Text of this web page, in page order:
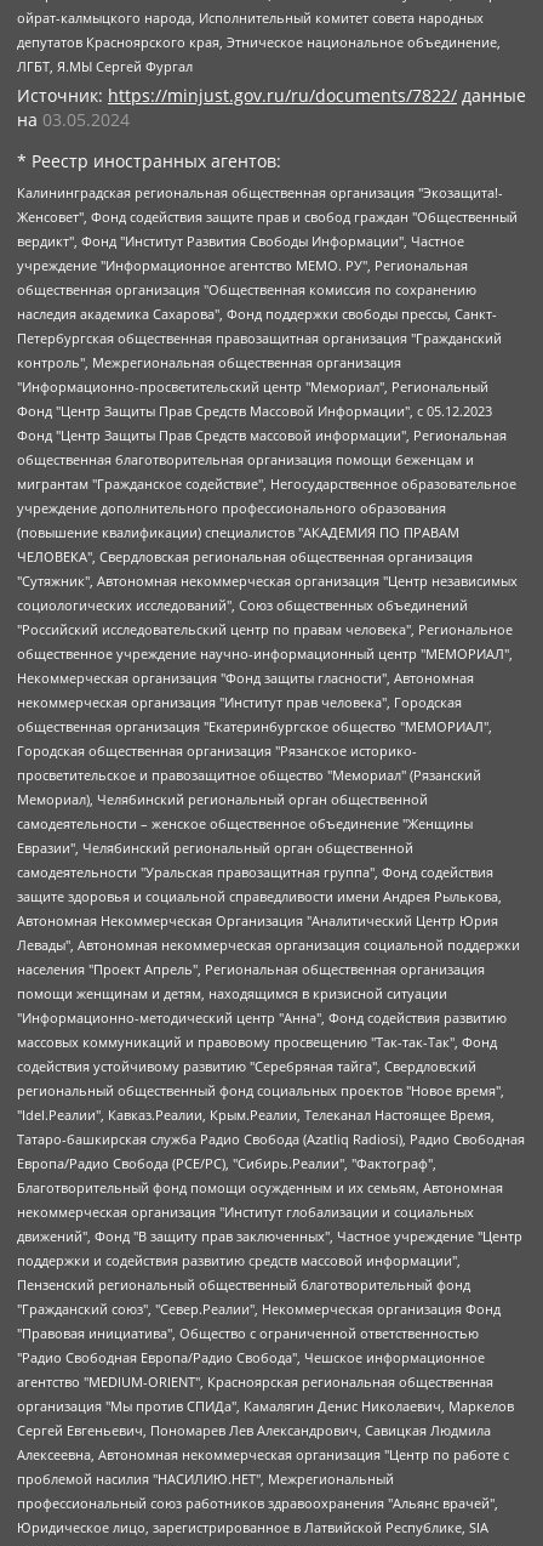
ойрат-калмыцкого народа, Исполнительный комитет совета народных
депутатов Красноярского края, Этническое национальное объединение,
ЛГБТ, Я.МЫ Сергей Фургал
Источник: https://minjust.gov.ru/ru/documents/7822/ данные
на 03.05.2024
* Реестр иностранных агентов:
Калининградская региональная общественная организация "Экозащита!-Женсовет", Фонд содействия защите прав и свобод граждан "Общественный вердикт", Фонд "Институт Развития Свободы Информации", Частное учреждение "Информационное агентство МЕМО. РУ", Региональная общественная организация "Общественная комиссия по сохранению наследия академика Сахарова", Фонд поддержки свободы прессы, Санкт-Петербургская общественная правозащитная организация "Гражданский контроль", Межрегиональная общественная организация "Информационно-просветительский центр "Мемориал", Региональный Фонд "Центр Защиты Прав Средств Массовой Информации", с 05.12.2023 Фонд "Центр Защиты Прав Средств массовой информации", Региональная общественная благотворительная организация помощи беженцам и мигрантам "Гражданское содействие", Негосударственное образовательное учреждение дополнительного профессионального образования (повышение квалификации) специалистов "АКАДЕМИЯ ПО ПРАВАМ ЧЕЛОВЕКА", Свердловская региональная общественная организация "Сутяжник", Автономная некоммерческая организация "Центр независимых социологических исследований", Союз общественных объединений "Российский исследовательский центр по правам человека", Региональное общественное учреждение научно-информационный центр "МЕМОРИАЛ", Некоммерческая организация "Фонд защиты гласности", Автономная некоммерческая организация "Институт прав человека", Городская общественная организация "Екатеринбургское общество "МЕМОРИАЛ", Городская общественная организация "Рязанское историко-просветительское и правозащитное общество "Мемориал" (Рязанский Мемориал), Челябинский региональный орган общественной самодеятельности – женское общественное объединение "Женщины Евразии", Челябинский региональный орган общественной самодеятельности "Уральская правозащитная группа", Фонд содействия защите здоровья и социальной справедливости имени Андрея Рылькова, Автономная Некоммерческая Организация "Аналитический Центр Юрия Левады", Автономная некоммерческая организация социальной поддержки населения "Проект Апрель", Региональная общественная организация помощи женщинам и детям, находящимся в кризисной ситуации "Информационно-методический центр "Анна", Фонд содействия развитию массовых коммуникаций и правовому просвещению "Так-так-Так", Фонд содействия устойчивому развитию "Серебряная тайга", Свердловский региональный общественный фонд социальных проектов "Новое время", "Idel.Реалии", Кавказ.Реалии, Крым.Реалии, Телеканал Настоящее Время, Татаро-башкирская служба Радио Свобода (Azatliq Radiosi), Радио Свободная Европа/Радио Свобода (PCE/PC), "Сибирь.Реалии", "Фактограф", Благотворительный фонд помощи осужденным и их семьям, Автономная некоммерческая организация "Институт глобализации и социальных движений", Фонд "В защиту прав заключенных", Частное учреждение "Центр поддержки и содействия развитию средств массовой информации", Пензенский региональный общественный благотворительный фонд "Гражданский союз", "Север.Реалии", Некоммерческая организация Фонд "Правовая инициатива", Общество с ограниченной ответственностью "Радио Свободная Европа/Радио Свобода", Чешское информационное агентство "MEDIUM-ORIENT", Красноярская региональная общественная организация "Мы против СПИДа", Камалягин Денис Николаевич, Маркелов Сергей Евгеньевич, Пономарев Лев Александрович, Савицкая Людмила Алексеевна, Автономная некоммерческая организация "Центр по работе с проблемой насилия "НАСИЛИЮ.НЕТ", Межрегиональный профессиональный союз работников здравоохранения "Альянс врачей", Юридическое лицо, зарегистрированное в Латвийской Республике, SIA "Medusa Project" (регистрационный номер 40103797863, дата регистрации 10.06.2014), Некоммерческая организация "Фонд по борьбе с коррупцией", Автономная некоммерческая организация "Институт права и публичной политики", Баданин Роман Сергеевич, Гликин Максим Александрович, Железнова Мария Михайловна, Лукьянова Юлия Сергеевна, Маетная Елизавета Витальевна, Маняхин Петр Борисович, Чуракова Ольга Владимировна, Ярош Юлия Петровна, Юридическое лицо "The Insider SIA", зарегистрированное в Риге, Латвийская Республика (дата регистрации 26.06.2015), являющееся администратором доменного имени интернет-издания "The Insider SIA", https://theins.ru, Постернак Алексей Евгеньевич, Рубин Михаил Аркадьевич, Анин Роман Александрович, Юридическое лицо Istories fonds, зарегистрированное в Латвийской Республике (регистрационный номер 50008295751, дата регистрации 24.02.2020), Великовский Дмитрий Александрович, Долинина Ирина Николаевна, Мароховская Алеся Алексеевна, Шлейнов Роман Юрьевич, Шмагун Олеся Валентиновна, Общество с ограниченной ответственностью "Альтаир 2021", Общество с ограниченной ответственностью "Вега 2021", Общество с ограниченной ответственностью "Главный редактор 2021", Общество с ограниченной ответственностью "Ромашки монолит", Важенков Артем Валерьевич, Ивановская областная общественная организация "Центр гендерных исследований", Гурман Юрий Альбертович, Медиапроект "ОВД-Инфо", Егоров Владимир Владимирович, Жилинский Владимир Александрович, Общество с ограниченной ответственностью "ЗП", Иванова София Юрьевна, Карезина Инна Павловна, Кильтау Екатерина Викторовна, Петров Алексей Викторович, Пискунов Сергей Евгеньевич, Смирнов Сергей Сергеевич, Тихонов Михаил Сергеевич, Общество с ограниченной ответственностью "ЖУРНАЛИСТ-ИНОСТРАННЫЙ АГЕНТ", Арапова Галина Юрьевна, Вольтская Татьяна Анатольевна, Американская компания "Mason G.E.S. Anonymous Foundation" (США), являющаяся владельцем интернет-издания https://mnews.world/, Компания "Stichting Bellingcat", зарегистрированная в Нидерландах (дата регистрации 11.07.2018), Захаров Андрей Вячеславович, Клепиковская Екатерина Дмитриевна, Общество с ограниченной ответственностью "МЕМО", Перл Роман Александрович, Симонов Евгений Алексеевич, Соловьева Елена Анатольевна, Сотников Даниил Владимирович, Сурначева Елизавета Дмитриевна, Автономная некоммерческая организация по защите прав человека и информированию населения "Якутия – Наше Мнение", Общество с ограниченной ответственностью "Москоу диджитал медиа", с 26.01.2023 Общество с ограниченной ответственностью "Чайка Белые сады", Ветошкина Валерия Валерьевна, Заговора Максим Александрович, Межрегиональное общественное движение "Российская ЛГБТ - сеть", Оленичев Максим Владимирович, Павлов Иван Юрьевич, Скворцова Елена Сергеевна, Общество с ограниченной ответственностью "Как бы инагент", Кочетков Игорь Викторович, Общество с ограниченной ответственностью "Честные выборы", Еланчик Олег Александрович, Общество с ограниченной ответственностью "Нобелевский призыв", Гималова Регина Эмилевна, Григорьев Андрей Валерьевич, Григорьева Алина Александровна, Ассоциация по содействию защите прав призывников, альтернативнослужащих и военнослужащих "Правозащитная группа "Гражданин.Армия.Право", Хисамова Регина Фаритовна, Автономная некоммерческая организация по реализации социально-правовых программ "Лилит", Дальневосточное общественное движение "Маяк", Санкт-Петербургская ЛГБТ-инициативная группа "Выход", Инициативная группа ЛГБТ+ "Реверс", Алексеев Андрей Викторович, Бекбулатова Таисия Львовна, Беляев Иван Михайлович, Владыкина Елена Сергеевна, Гельман Марат Александрович, Никульшина Вероника Юрьевна, Толоконникова Надежда Андреевна, Шендерович Виктор Анатольевич, Общество с ограниченной ответственностью "Данное сообщение", Общество с ограниченной ответственностью Издательский дом "Новая глава", Айнбиндер Александра Александровна, Московский комьюнити-центр для ЛГБТ+инициатив, Благотворительный фонд развития филантропии, Deutsche Welle (Германия, Kurt-Schumacher-Strasse 3, 53113 Bonn), Борзунова Мария Михайловна, Воробьев Виктор Викторович, Голубева Анна Львовна, Константинова Алла Михайловна, Малкова Ирина Владимировна, Мурадов Мурад Абдулгалимович, Осетинская Елизавета Николаевна, Понасенков Евгений Николаевич, Ганапольский Матвей Юрьевич, Киселев Евгений Алексеевич, Борухович Ирина Григорьевна, Дремин Иван Тимофеевич, Дубровский Дмитрий Викторович, Красноярская региональная общественная организация поддержки и развития альтернативных образовательных технологий и межкультурных коммуникаций "ИНТЕРРА", Маяковская Екатерина Алексеевна, Фейгин Марк Захарович, Филимонов Андрей Викторович, Дзугкоева Регина Николаевна, Доброхотов Роман Александрович, Дудь Юрий Александрович, Елкин Сергей Владимирович, Кругликов Кирилл Игоревич, Сабунаева Мария Леонидовна, Семенов Алексей Владимирович, Шаинян Карен Багратович, Шульман Екатерина Михайловна, Асафьев Артур Валерьевич, Вахштайн Виктор Семенович, Венедиктов Алексей Алексеевич, Лушникова Екатерина Евгеньевна, Волков Леонид Михайлович, Невзоров Александр Глебович, Пархоменко Сергей Борисович, Сироткин Ярослав Николаевич, Кара-Мурза Владимир Владимирович, Баранова Наталья Владимировна, Гозман Леонид Яковлевич, Кагарлицкий Борис Юльевич, Климарев Михаил Валерьевич, Милов Владимир Станиславович, Автономная некоммерческая организация Краснодарский центр современного искусства "Типография", Моргенштерн Алишер Тагирович, Соболь Любовь Эдуардовна, Общество с ограниченной ответственностью "ЛИЗА НОРМ", Каспаров Гарри Кимович, Ходорковский Михаил Борисович, Общество с ограниченной ответственностью "Апрельские тезисы", Данилович Ирина Брониславовна, Кашин Олег Владимирович, Петров Николай Владимирович, Пивоваров Алексей Владимирович, Соколов Михаил Владимирович, Цветкова Юлия Владимировна, Чичваркин Евгений Александрович, Комитет против пыток/Команда против пыток, Общество с ограниченной ответственностью "Первый научный", Общество с ограниченной ответственностью "Вертолет и ко", Белоцерковская Вероника Борисовна, Кац Максим Евгеньевич, Лазарева Татьяна Юрьевна, Шаведдинов Руслан Табризович, Яшин Илья Валерьевич, Общество с ограниченной ответственностью "Иноагент ААВ", Алешковский Дмитрий Петрович, Альбац Евгения Марковна, Быков Дмитрий Львович, Галямина Юлия Евгеньевна, Лойко Сергей Леонидович, Мартынов Кирилл Константинович, Медведев Сергей Александрович, Крашенинников Федор Геннадиевич, Гордеева Катерина Вл